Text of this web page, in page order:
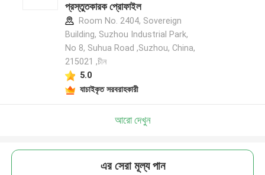
প্রস্তুতকারক প্রোফাইল
Room No. 2404, Sovereign
Building, Suzhou Industrial Park,
No 8, Suhua Road ,Suzhou, China,
215021 ,চীন
5.0
যাচাইকৃত সরবরাহকারী
আরো দেখুন
এর সেরা মূল্য পান